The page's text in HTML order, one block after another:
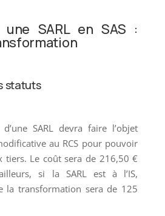
une SARL en SAS :
statuts
SARL devra faire l’objet
au RCS pour pouvoir
tiers. Le coût sera de 216,50 €
si la SARL est à l’IS,
la transformation sera de 125